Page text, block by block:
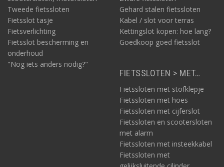
Tweede fietssloten
Fietsslot tasje
Fietsverlichting
Fietsslot bescherming en
onderhoud
"Nog iets anders nodig?"
Gehard stalen fietssloten
Kabel / slot voor terras
Kettingslot kopen: hoe lang?
Goedkoop goed fietsslot
FIETSSLOTEN > MET…
Fietssloten met stofklepje
Fietssloten met hoes
Fietssloten met cijferslot
Fietssloten en scootersloten
met alarm
Fietssloten met insteekkabel
Fietssloten met